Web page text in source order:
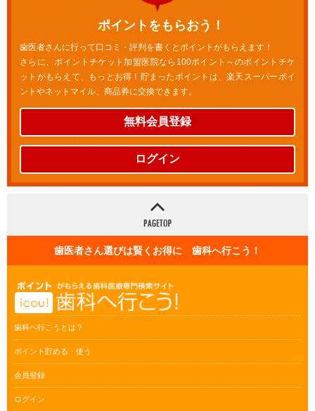
ポイントをもらおう！
歯医者さんに行って口コミ・評判を書くとポイントがもらえます！
さらに、ポイントチケット加盟医院なら100ポイント～のポイントチケ
ットがもらえて、もっとお得！貯まったポイントは、楽天スーパーポイ
ントやネットマイル、商品券に交換できます。
無料会員登録
ログイン
歯医者さん選びは賢くお得に 歯科へ行こう！
歯科へ行こうとは？
ポイント貯める・使う
会員登録
ログイン